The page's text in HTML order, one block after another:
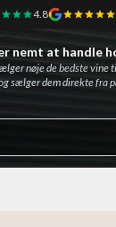
4.8
nemt at handle
nøje de bedste vine
sælger dem direkte fra